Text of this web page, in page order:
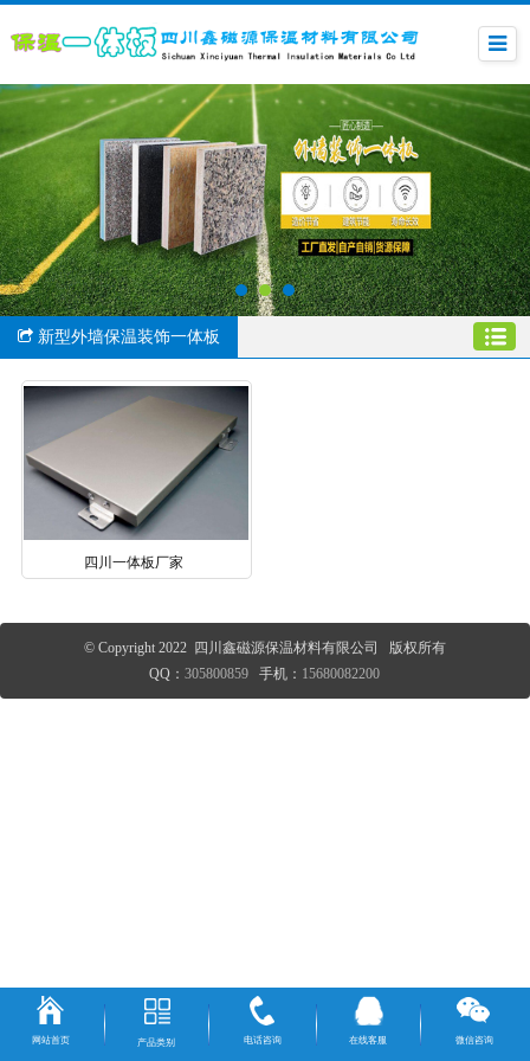
新型外墙保温装饰一体板
四川一体板厂家
© Copyright 2022 四川鑫磁源保温材料有限公司 版权所有
QQ：305800859 手机： 15680082200
网站首页 产品类别 电话咨询 在线客服 微信咨询